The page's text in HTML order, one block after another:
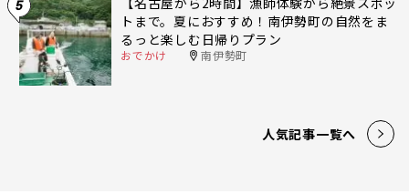
5
トまで。夏におすすめ！南伊勢町の自然をま
るっと楽しむ日帰りプラン
おでかけ 南伊勢町
人気記事一覧へ